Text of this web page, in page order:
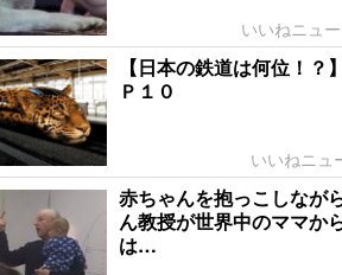
いいねニュ
【日本の鉄道は何位！？
Ｐ１０
いいねニュ
赤ちゃんを抱っこしなが
ん教授が世界中のママか
は…